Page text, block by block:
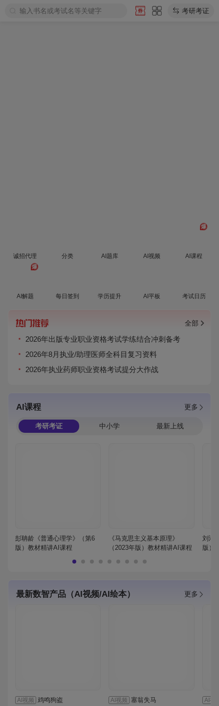
输入书名或考试名等关键字 考研考证
诚招代理 分类 AI题库 AI视频
爆
AI课程
爆
AI解题 每日签到 学历提升 AI平板 考试日历
全部
2026年出版专业职业资格考试学练结合冲刺备考
2026年8月执业/助理医师全科目复习资料
2026年执业药师职业资格考试提分大作战
AI课程 更多
考研考证 中小学 最新上线
彭聃龄《普通心理学》（第6
版）教材精讲AI课程
《马克思主义基本原理》
（2023年版）教材精讲AI课程
刘鸿
版）
最新数智产品（AI视频/AI绘本） 更多
AI视频 鸡鸣狗盗 AI视频 塞翁失马 AI视